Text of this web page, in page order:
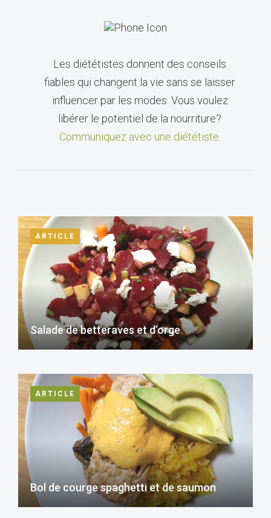
Les diététistes donnent des conseils
fiables qui changent la vie sans se laisser
influencer par les modes. Vous voulez
libérer le potentiel de la nourriture?
Communiquez avec une diététiste
ARTICLE
Salade de betteraves et d’orge
ARTICLE
Bol de courge spaghetti et de saumon